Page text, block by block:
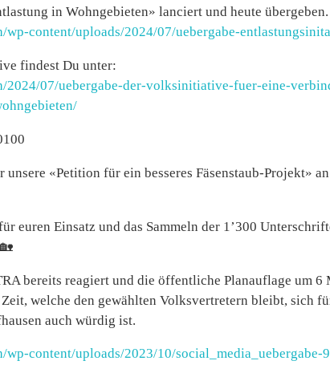
in Wohngebieten» lanciert und heute übergeben.
wp-content/uploads/2024/07/uebergabe-
findest Du unter:
2024/07/uebergabe-der-volksinitiative-fuer-eine-
unsere «Petition für ein besseres Fäsenstaub-Projekt»
euren Einsatz und das Sammeln der 1’300
bereits reagiert und die öffentliche Planauflage um 6
welche den gewählten Volksvertretern bleibt, sich
auch würdig ist.
wp-content/uploads/2023/10/social_media_uebergabe-